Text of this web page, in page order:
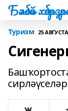
Бәләбәй
Туризм 25 АВГУСТА